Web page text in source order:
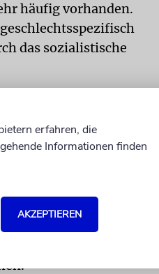
häufig vorhanden.
das sozialistische
damit den Dialog
von ihren
erfahren, die
Informationen finden
AKZEPTIEREN